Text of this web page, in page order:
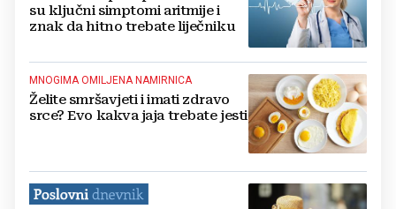
su ključni simptomi aritmije i
znak da hitno trebate liječniku
MNOGIMA OMILJENA NAMIRNICA
Želite smršavjeti i imati zdravo
srce? Evo kakva jaja trebate jesti